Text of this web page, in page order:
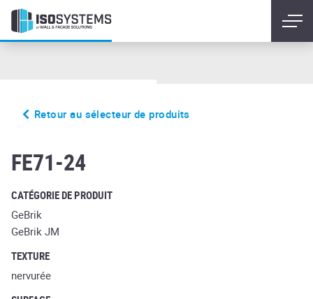
Retour au sélecteur de produits
FE71-24
CATÉGORIE DE PRODUIT
GeBrik
GeBrik JM
TEXTURE
nervurée